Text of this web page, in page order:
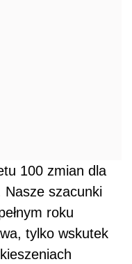
100 zmian dla
szacunki
roku
tylko wskutek